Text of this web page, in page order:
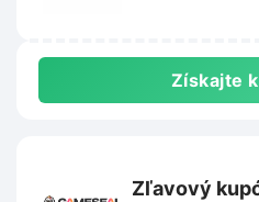
Získajte
Zľavový